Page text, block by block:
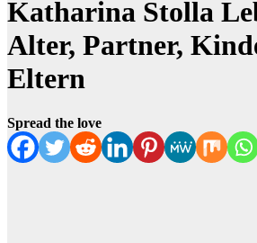
Katharina Stolla
Alter, Partner,
Eltern
Spread the love